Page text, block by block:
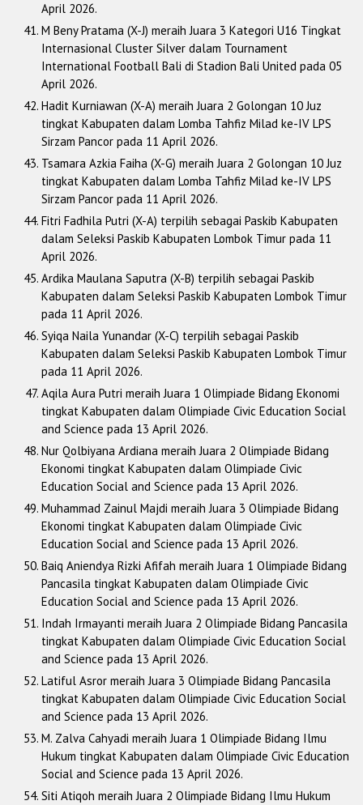
April 2026.
M Beny Pratama (X-J) meraih Juara 3 Kategori U16 Tingkat
Internasional Cluster Silver dalam Tournament
International Football Bali di Stadion Bali United pada 05
April 2026.
Hadit Kurniawan (X-A) meraih Juara 2 Golongan 10 Juz
tingkat Kabupaten dalam Lomba Tahfiz Milad ke-IV LPS
Sirzam Pancor pada 11 April 2026.
Tsamara Azkia Faiha (X-G) meraih Juara 2 Golongan 10 Juz
tingkat Kabupaten dalam Lomba Tahfiz Milad ke-IV LPS
Sirzam Pancor pada 11 April 2026.
Fitri Fadhila Putri (X-A) terpilih sebagai Paskib Kabupaten
dalam Seleksi Paskib Kabupaten Lombok Timur pada 11
April 2026.
Ardika Maulana Saputra (X-B) terpilih sebagai Paskib
Kabupaten dalam Seleksi Paskib Kabupaten Lombok Timur
pada 11 April 2026.
Syiqa Naila Yunandar (X-C) terpilih sebagai Paskib
Kabupaten dalam Seleksi Paskib Kabupaten Lombok Timur
pada 11 April 2026.
Aqila Aura Putri meraih Juara 1 Olimpiade Bidang Ekonomi
tingkat Kabupaten dalam Olimpiade Civic Education Social
and Science pada 13 April 2026.
Nur Qolbiyana Ardiana meraih Juara 2 Olimpiade Bidang
Ekonomi tingkat Kabupaten dalam Olimpiade Civic
Education Social and Science pada 13 April 2026.
Muhammad Zainul Majdi meraih Juara 3 Olimpiade Bidang
Ekonomi tingkat Kabupaten dalam Olimpiade Civic
Education Social and Science pada 13 April 2026.
Baiq Aniendya Rizki Afifah meraih Juara 1 Olimpiade Bidang
Pancasila tingkat Kabupaten dalam Olimpiade Civic
Education Social and Science pada 13 April 2026.
Indah Irmayanti meraih Juara 2 Olimpiade Bidang Pancasila
tingkat Kabupaten dalam Olimpiade Civic Education Social
and Science pada 13 April 2026.
Latiful Asror meraih Juara 3 Olimpiade Bidang Pancasila
tingkat Kabupaten dalam Olimpiade Civic Education Social
and Science pada 13 April 2026.
M. Zalva Cahyadi meraih Juara 1 Olimpiade Bidang Ilmu
Hukum tingkat Kabupaten dalam Olimpiade Civic Education
Social and Science pada 13 April 2026.
Siti Atiqoh meraih Juara 2 Olimpiade Bidang Ilmu Hukum